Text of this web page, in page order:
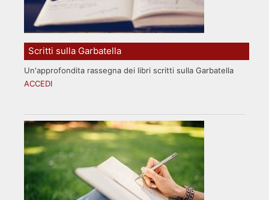
Scritti sulla Garbatella
Un'approfondita rassegna dei libri scritti sulla Garbatella
ACCEDI